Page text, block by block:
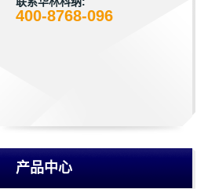
400-8768-096
产品中心